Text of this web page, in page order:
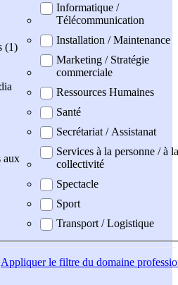
(1)
aux
Informatique /
Télécommunication
Installation / Maintenance
Marketing / Stratégie
commerciale
Ressources Humaines
Santé
Secrétariat / Assistanat
Services à la personne / à la
collectivité
Spectacle
Sport
Transport / Logistique
Appliquerle filtre du domaine